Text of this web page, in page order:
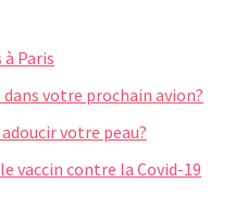
Paris
votre prochain avion?
votre peau?
vaccin contre la Covid-19